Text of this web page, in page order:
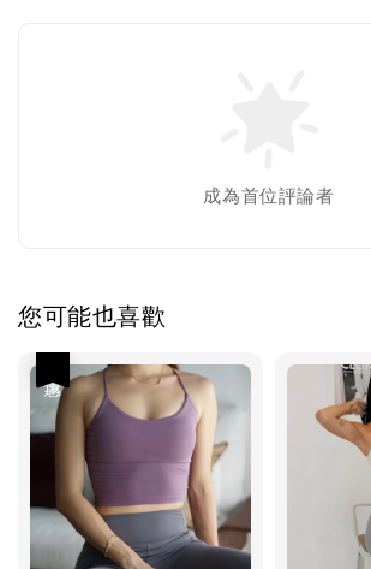
成為首位評論者
您可能也喜歡